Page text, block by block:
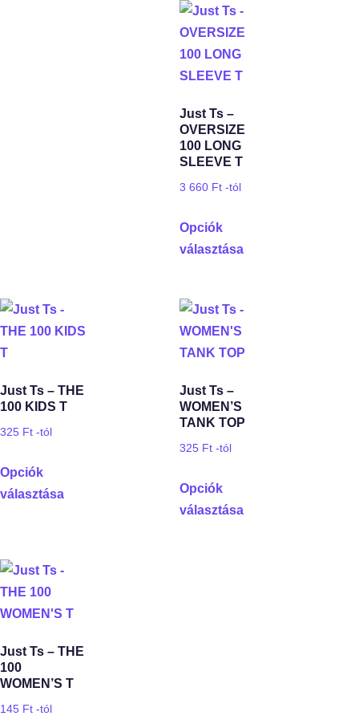
Just Ts –
OVERSIZE
100 LONG
SLEEVE T
3 660 Ft -tól
Opciók
választása
Just Ts – THE
100 KIDS T
325 Ft -tól
Opciók
választása
Just Ts –
WOMEN’S
TANK TOP
325 Ft -tól
Opciók
választása
Just Ts – THE
100
WOMEN’S T
145 Ft -tól